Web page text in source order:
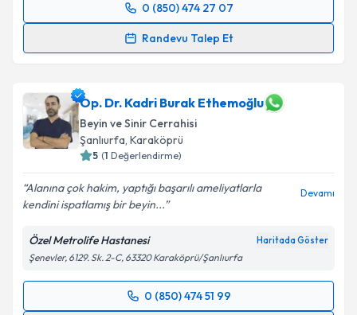
Takvim Talebini Gönder
0 (850) 474 27 07
Randevu Talep Et
Randevu Takvimi Talebi
için bir takvim hazırlandığında e-posta ile
bilgilendireceğiz.
E-posta Adresiniz
Metni'ni okudum ve kişisel verilerimin belirtilen
kapsamda işlenmesini kabul ediyorum.
Takvim Talebini Gönder
Op. Dr. Kadri Burak Ethemoğlu
Beyin ve Sinir Cerrahisi
Şanlıurfa, Karaköprü
5 (1 Değerlendirme)
Alanına çok hakim, yaptığı başarılı ameliyatlarla
kendini ispatlamış bir beyin...
Devamı
Özel Metrolife Hastanesi Haritada Göster
Şenevler, 6129. Sk. 2-C, 63320 Karaköprü/Şanlıurfa
0 (850) 474 51 99
Randevu Takvimi Talebi